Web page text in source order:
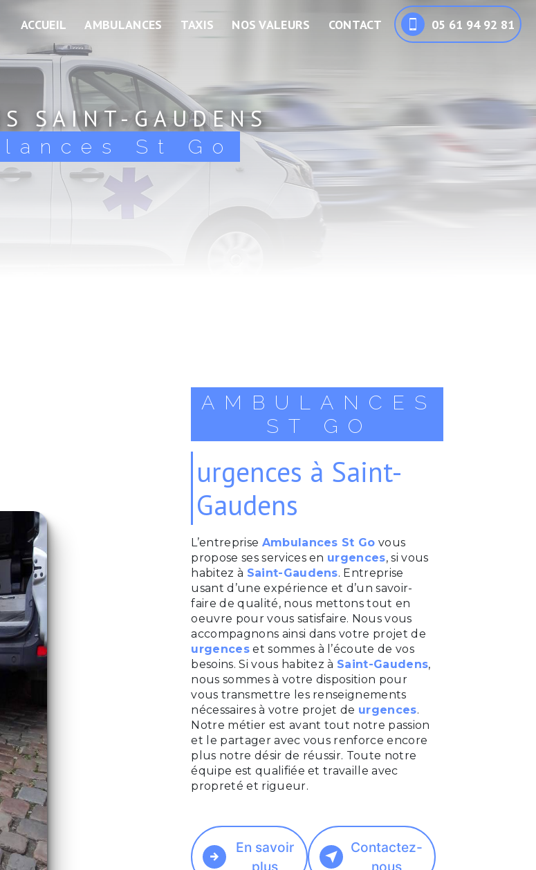
ACCUEIL AMBULANCES TAXIS NOS VALEURS CONTACT 05 61 94 92 81
SAINT-GAUDENS
St Go
AMBULANCES
ST GO
urgences à Saint-
Gaudens
L’entreprise Ambulances St Go vous
propose ses services en urgences, si vous
habitez à Saint-Gaudens. Entreprise
usant d’une expérience et d’un savoir-
faire de qualité, nous mettons tout en
oeuvre pour vous satisfaire. Nous vous
accompagnons ainsi dans votre projet de
urgences et sommes à l’écoute de vos
besoins. Si vous habitez à Saint-Gaudens,
nous sommes à votre disposition pour
vous transmettre les renseignements
nécessaires à votre projet de urgences.
Notre métier est avant tout notre passion
et le partager avec vous renforce encore
plus notre désir de réussir. Toute notre
équipe est qualifiée et travaille avec
propreté et rigueur.
En savoir
plus
Contactez-
nous